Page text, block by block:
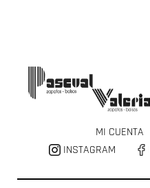
MI CUENTA
INSTAGRAM